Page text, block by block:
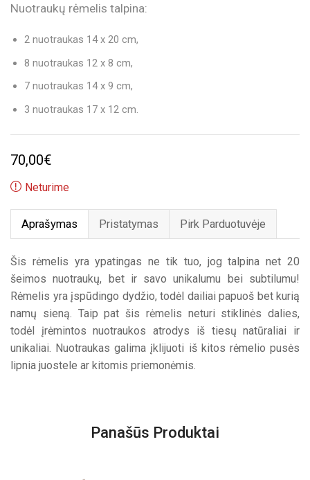
Nuotraukų rėmelis talpina:
2 nuotraukas 14 x 20 cm,
8 nuotraukas 12 x 8 cm,
7 nuotraukas 14 x 9 cm,
3 nuotraukas 17 x 12 cm.
70,00€
Neturime
Aprašymas Pristatymas Pirk Parduotuvėje
Šis rėmelis yra ypatingas ne tik tuo, jog talpina net 20
šeimos nuotraukų, bet ir savo unikalumu bei subtilumu!
Rėmelis yra įspūdingo dydžio, todėl dailiai papuoš bet kurią
namų sieną. Taip pat šis rėmelis neturi stiklinės dalies,
todėl įrėmintos nuotraukos atrodys iš tiesų natūraliai ir
unikaliai. Nuotraukas galima įklijuoti iš kitos rėmelio pusės
lipnia juostele ar kitomis priemonėmis.
Panašūs Produktai